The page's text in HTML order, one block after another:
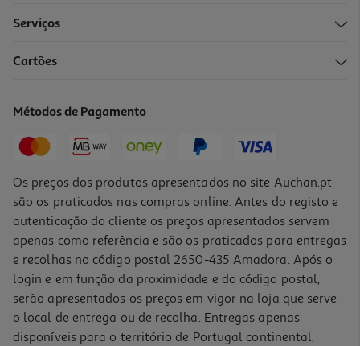
Serviços
Cartões
Métodos de Pagamento
Os preços dos produtos apresentados no site Auchan.pt
são os praticados nas compras online. Antes do registo e
autenticação do cliente os preços apresentados servem
apenas como referência e são os praticados para entregas
e recolhas no código postal 2650-435 Amadora. Após o
login e em função da proximidade e do código postal,
serão apresentados os preços em vigor na loja que serve
o local de entrega ou de recolha. Entregas apenas
disponíveis para o território de Portugal continental,